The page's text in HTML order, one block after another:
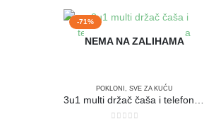
-71%
NEMA NA ZALIHAMA
POKLONI , SVE ZA KUĆU
3u1 multi držač čaša i telefona za bicikle i kolica